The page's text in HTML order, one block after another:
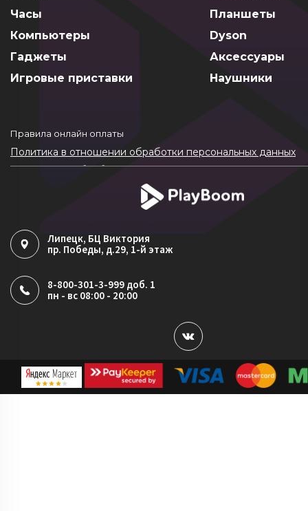
Часы
Планшеты
Компьютеры
Dyson
Гаджеты
Аксессуары
Игровые приставки
Наушники
Правила онлайн оплаты
Политика в отношении обработки персональных данных
Согласие на обработку ПДн
Политика обработки файлов cookie
Липецк, БЦ Виктория
пр. Победы, д.29, 1-й этаж
8-800-301-3-999 доб. 1
пн - вс 08:00 - 20:00